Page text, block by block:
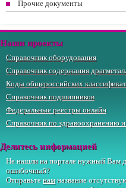
Прочие документы
Наши проекты
Справочник оборудования
Справочник содержания
Коды общероссийских
Справочник подшипников
Федеральные реестры онлайн
Справочник по здравоохранению
Делитесь информацией
Не нашли на портале нужный Вам
ошибочный?
Отправьтенамназвание